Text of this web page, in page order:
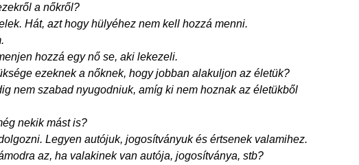
a nőkről?
Hát, azt hogy hülyéhez nem kell hozzá menni.
hozzá egy nő se, aki lekezeli.
ezeknek a nőknek, hogy jobban alakuljon az életük?
nem szabad nyugodniuk, amíg ki nem hoznak az életükből
nekik mást is?
Legyen autójuk, jogosítványuk és értsenek valamihez.
az, ha valakinek van autója, jogosítványa, stb?